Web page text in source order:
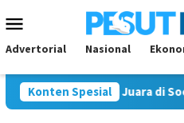
ke
kontenMobile
Advertorial Nasional
Konten Spesial
Bawa Misi Juara di Soekarno